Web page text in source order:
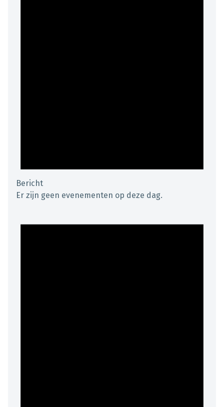
Bericht
Er zijn geen evenementen op deze dag.